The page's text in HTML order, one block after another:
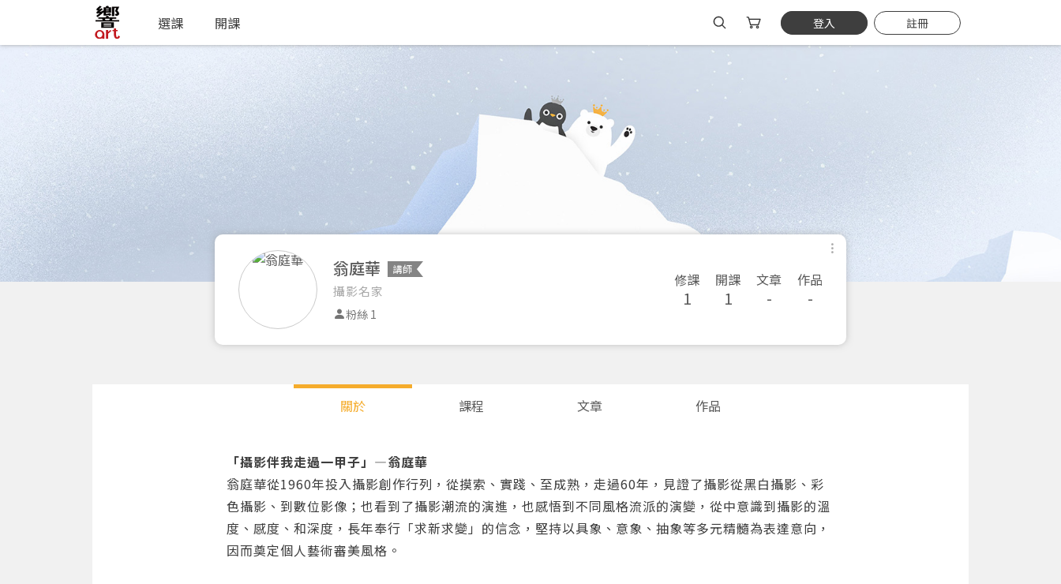
選課 開課 登入 註冊
翁庭華 講師
攝影名家
粉絲 1
修課
1
開課
1
文章
-
作品
-
關於 課程 文章 作品
「攝影伴我走過一甲子」—翁庭華
翁庭華從1960年投入攝影創作行列，從摸索、實踐、至成熟，走過60年，見證了攝影從黑白攝影、彩
色攝影、到數位影像；也看到了攝影潮流的演進，也感悟到不同風格流派的演變，從中意識到攝影的溫
度、感度、和深度，長年奉行「求新求變」的信念，堅持以具象、意象、抽象等多元精髓為表達意向，
因而奠定個人藝術審美風格。